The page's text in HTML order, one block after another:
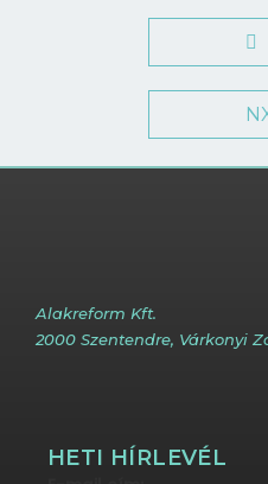
Alakreform Kft.
2000 Szentendre, Várkonyi
HETI HÍRLEVÉL